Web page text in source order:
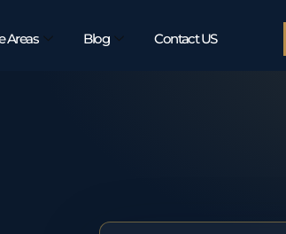
Areas Blog Contact US